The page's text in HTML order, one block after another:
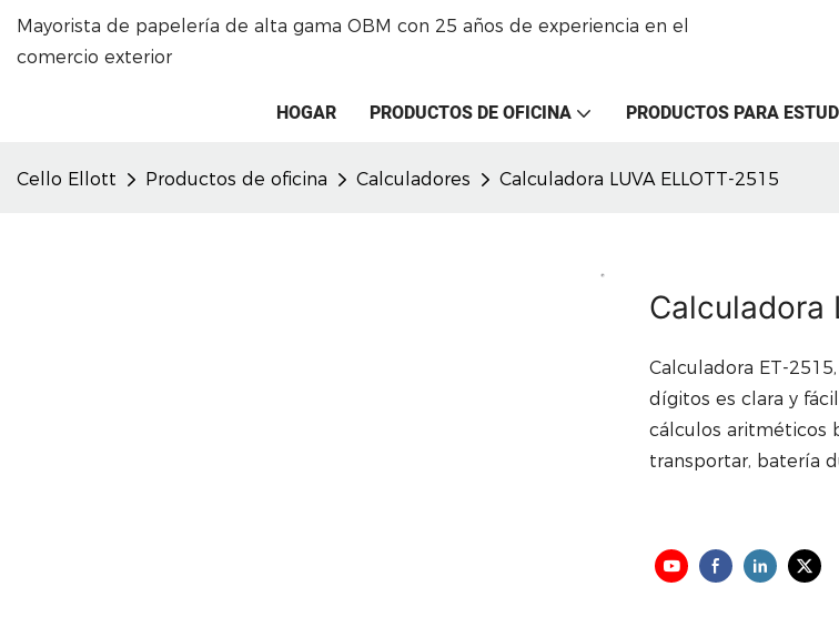
Mayorista de papelería de alta gama OBM con 25 años de experiencia en el
comercio exterior
HOGAR PRODUCTOS DE OFICINA PRODUCTOS PARA
Cello Ellott Productos de oficina Calculadores Calculadora LUVA ELLOTT-2515
Calculadora
Calculadora ET-
dígitos es clara y
cálculos aritméticos
transportar, batería